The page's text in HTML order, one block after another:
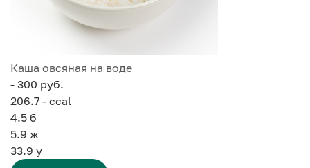
Каша овсяная на воде
- 300 руб.
206.7 - ccal
4.5 б
5.9 ж
33.9 у